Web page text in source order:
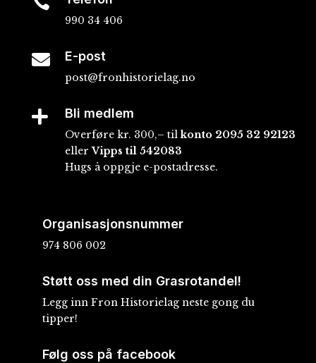
990 34 406
 E-post
post@fronhistorielag.no
 Bli medlem
Overføre kr. 300,– tilkonto 2095 32 92123
ellerVipps til 542083
Hugs å oppgje e-postadresse.
Organisasjonsnummer
974 806 002
Støtt oss med din Grasrotandel!
Legg inn Fron Historielag neste gong du
tipper!
Følg oss på facebook